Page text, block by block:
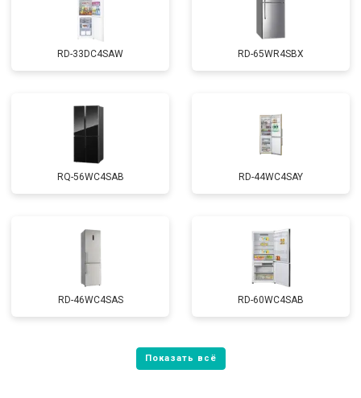
RD-33DC4SAW RD-65WR4SBX
RQ-56WC4SAB RD-44WC4SAY
RD-46WC4SAS RD-60WC4SAB